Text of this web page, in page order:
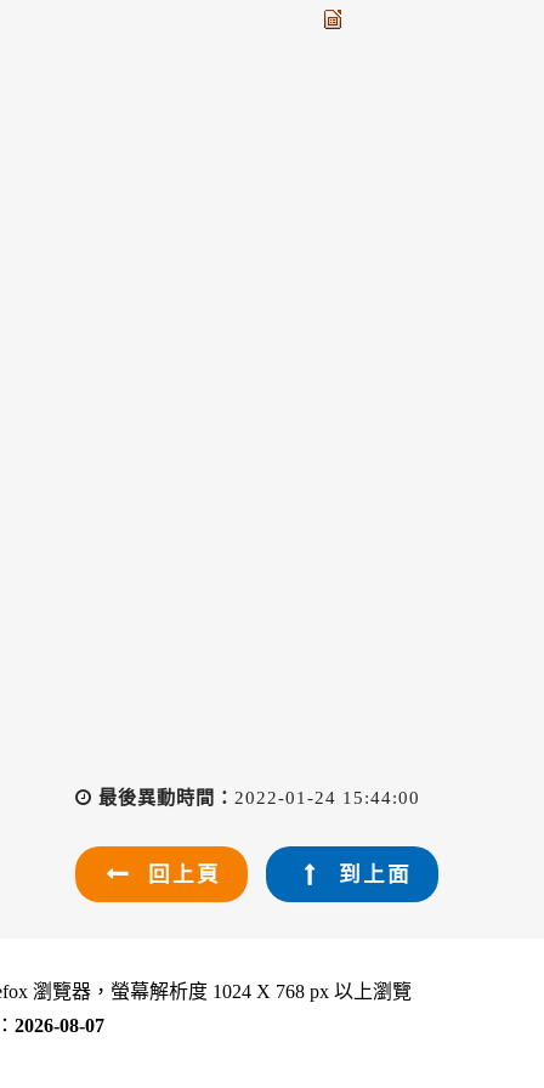
最後異動時間： 2022-01-24 15:44:00
回上頁 到上面
瀏覽器，螢幕解析度 1024 X 768 px 以上瀏覽
2026-08-07